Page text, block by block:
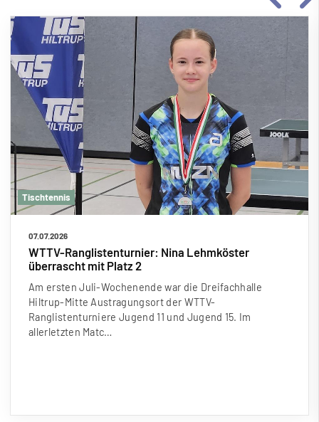
Tischtennis
07.07.2026
WTTV-Ranglistenturnier: Nina Lehmköster
überrascht mit Platz 2
Am ersten Juli-Wochenende war die Dreifachhalle
Hiltrup-Mitte Austragungsort der WTTV-
Ranglistenturniere Jugend 11 und Jugend 15. Im
allerletzten Matc…